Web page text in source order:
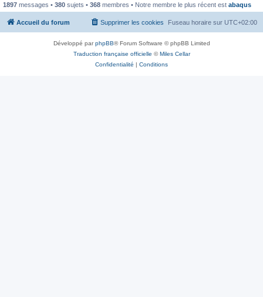
1897 messages • 380 sujets • 368 membres • Notre membre le plus récent est abaqus
Accueil du forum Fuseau horaire sur UTC+02:00
Supprimer les cookies
Développé parphpBB® Forum Software © phpBB Limited
Traduction française officielle ©Miles Cellar
Confidentialité | Conditions